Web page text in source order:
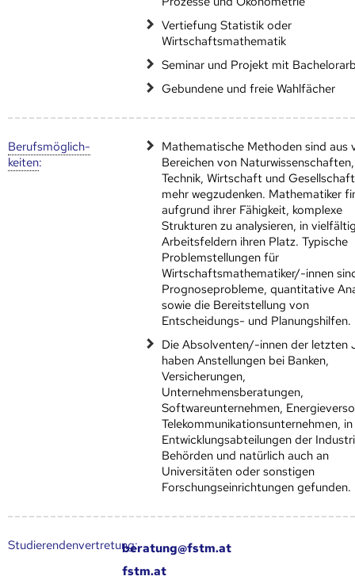
Vertiefung Statistik oder
Wirtschaftsmathematik
Seminar und Projekt mit
Gebundene und freie Wahlfächer
Berufs­möglich­
keiten:
Mathematische Methoden sind aus
Bereichen von Naturwissenschaften,
Technik, Wirtschaft und
mehr wegzudenken. Mathematiker
aufgrund ihrer Fähigkeit, komplexe
Strukturen zu analysieren, in
Arbeitsfeldern ihren Platz. Typische
Problemstellungen für
Wirtschaftsmathematiker/-innen
Prognoseprobleme, quantitative
sowie die Bereitstellung von
Entscheidungs- und Planungshilfen.
Die Absolventen/-innen der letzten
haben Anstellungen bei Banken,
Versicherungen,
Unternehmensberatungen,
Softwareunternehmen,
Telekommunikationsunternehmen, in
Entwicklungsabteilungen der
Behörden und natürlich auch an
Universitäten oder sonstigen
Forschungseinrichtungen gefunden.
Studierendenvertretung:beratung@fstm.at
fstm.at